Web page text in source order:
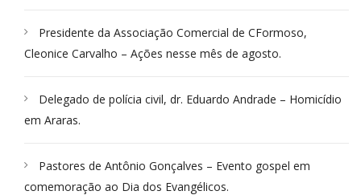
Presidente da Associação Comercial de CFormoso,
Cleonice Carvalho – Ações nesse mês de agosto.
Delegado de polícia civil, dr. Eduardo Andrade – Homicídio
em Araras.
Pastores de Antônio Gonçalves – Evento gospel em
comemoração ao Dia dos Evangélicos.